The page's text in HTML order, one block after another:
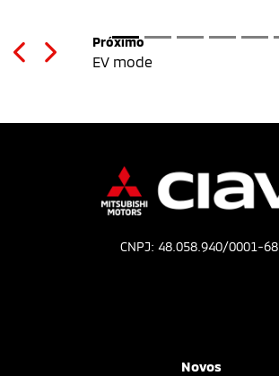
CNPJ: 48.058.940/0001-68
Novos